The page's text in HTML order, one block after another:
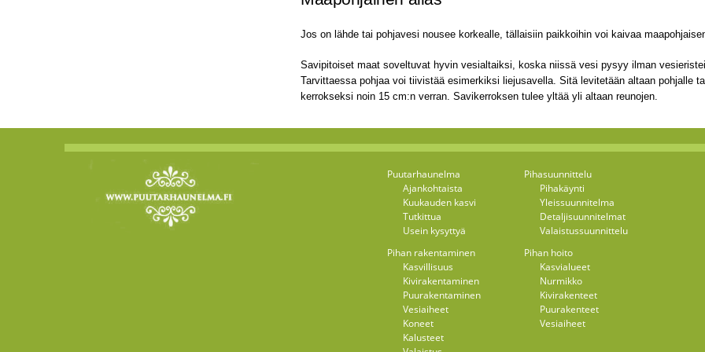
Jos on lähde tai pohjavesi nousee korkealle, tällaisiin paikkoihin voi kaivaa
Savipitoiset maat soveltuvat hyvin vesialtaiksi, koska niissä vesi pysyy ilman
Tarvittaessa pohjaa voi tiivistää esimerkiksi liejusavella. Sitä levitetään altaan pohjalle
kerrokseksi noin 15 cm:n verran. Savikerroksen tulee yltää yli altaan reunojen.
Puutarhaunelma
Ajankohtaista
Kuukauden kasvi
Tutkittua
Usein kysyttyä
Pihasuunnittelu
Pihakäynti
Yleissuunnitelma
Detaljisuunnitelmat
Valaistussuunnittelu
Pihan rakentaminen
Kasvillisuus
Kivirakentaminen
Puurakentaminen
Vesiaiheet
Koneet
Kalusteet
Pihan hoito
Kasvialueet
Nurmikko
Kivirakenteet
Puurakenteet
Vesiaiheet